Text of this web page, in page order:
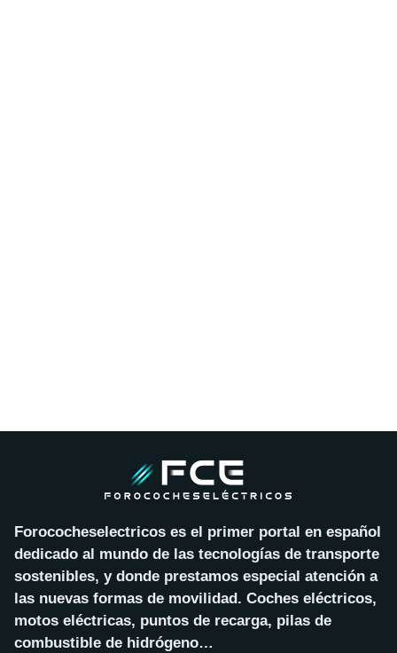
Forococheselectricos es el primer portal en español
dedicado al mundo de las tecnologías de transporte
sostenibles, y donde prestamos especial atención a
las nuevas formas de movilidad. Coches eléctricos,
motos eléctricas, puntos de recarga, pilas de
combustible de hidrógeno…